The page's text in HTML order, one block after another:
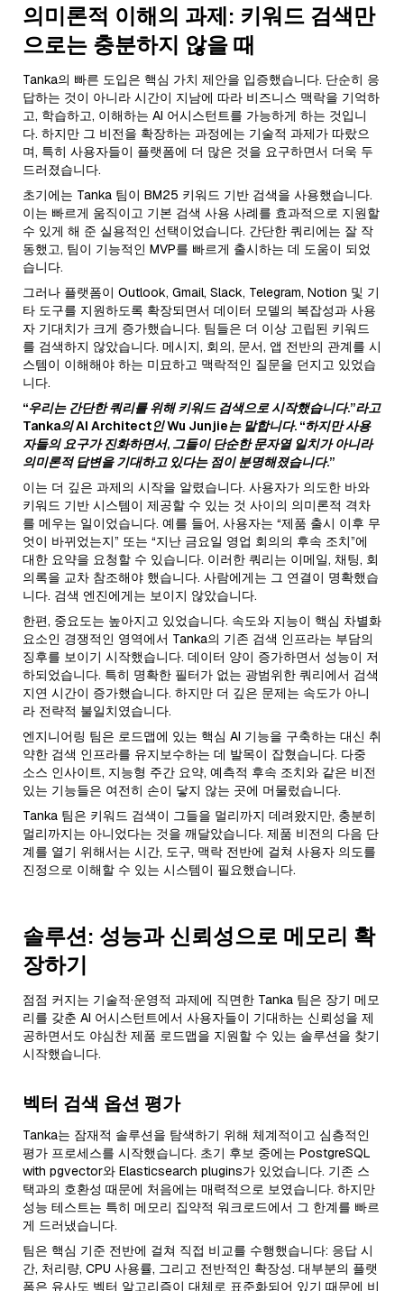
의미론적 이해의 과제: 키워드 검색만
으로는 충분하지 않을 때
Tanka의 빠른 도입은 핵심 가치 제안을 입증했습니다. 단순히 응
답하는 것이 아니라 시간이 지남에 따라 비즈니스 맥락을 기억하
고, 학습하고, 이해하는 AI 어시스턴트를 가능하게 하는 것입니
다. 하지만 그 비전을 확장하는 과정에는 기술적 과제가 따랐으
며, 특히 사용자들이 플랫폼에 더 많은 것을 요구하면서 더욱 두
드러졌습니다.
초기에는 Tanka 팀이 BM25 키워드 기반 검색을 사용했습니다.
이는 빠르게 움직이고 기본 검색 사용 사례를 효과적으로 지원할
수 있게 해 준 실용적인 선택이었습니다. 간단한 쿼리에는 잘 작
동했고, 팀이 기능적인 MVP를 빠르게 출시하는 데 도움이 되었
습니다.
그러나 플랫폼이 Outlook, Gmail, Slack, Telegram, Notion 및 기
타 도구를 지원하도록 확장되면서 데이터 모델의 복잡성과 사용
자 기대치가 크게 증가했습니다. 팀들은 더 이상 고립된 키워드
를 검색하지 않았습니다. 메시지, 회의, 문서, 앱 전반의 관계를 시
스템이 이해해야 하는 미묘하고 맥락적인 질문을 던지고 있었습
니다.
“우리는 간단한 쿼리를 위해 키워드 검색으로 시작했습니다.”라고
Tanka의 AI Architect인 Wu Junjie는 말합니다. “하지만 사용
자들의 요구가 진화하면서, 그들이 단순한 문자열 일치가 아니라
의미론적 답변을 기대하고 있다는 점이 분명해졌습니다.”
이는 더 깊은 과제의 시작을 알렸습니다. 사용자가 의도한 바와
키워드 기반 시스템이 제공할 수 있는 것 사이의 의미론적 격차
를 메우는 일이었습니다. 예를 들어, 사용자는 “제품 출시 이후 무
엇이 바뀌었는지” 또는 “지난 금요일 영업 회의의 후속 조치”에
대한 요약을 요청할 수 있습니다. 이러한 쿼리는 이메일, 채팅, 회
의록을 교차 참조해야 했습니다. 사람에게는 그 연결이 명확했습
니다. 검색 엔진에게는 보이지 않았습니다.
한편, 중요도는 높아지고 있었습니다. 속도와 지능이 핵심 차별화
요소인 경쟁적인 영역에서 Tanka의 기존 검색 인프라는 부담의
징후를 보이기 시작했습니다. 데이터 양이 증가하면서 성능이 저
하되었습니다. 특히 명확한 필터가 없는 광범위한 쿼리에서 검색
지연 시간이 증가했습니다. 하지만 더 깊은 문제는 속도가 아니
라 전략적 불일치였습니다.
엔지니어링 팀은 로드맵에 있는 핵심 AI 기능을 구축하는 대신 취
약한 검색 인프라를 유지보수하는 데 발목이 잡혔습니다. 다중
소스 인사이트, 지능형 주간 요약, 예측적 후속 조치와 같은 비전
있는 기능들은 여전히 손이 닿지 않는 곳에 머물렀습니다.
Tanka 팀은 키워드 검색이 그들을 멀리까지 데려왔지만, 충분히
멀리까지는 아니었다는 것을 깨달았습니다. 제품 비전의 다음 단
계를 열기 위해서는 시간, 도구, 맥락 전반에 걸쳐 사용자 의도를
진정으로 이해할 수 있는 시스템이 필요했습니다.
솔루션: 성능과 신뢰성으로 메모리 확
장하기
점점 커지는 기술적·운영적 과제에 직면한 Tanka 팀은 장기 메모
리를 갖춘 AI 어시스턴트에서 사용자들이 기대하는 신뢰성을 제
공하면서도 야심찬 제품 로드맵을 지원할 수 있는 솔루션을 찾기
시작했습니다.
벡터 검색 옵션 평가
Tanka는 잠재적 솔루션을 탐색하기 위해 체계적이고 심층적인
평가 프로세스를 시작했습니다. 초기 후보 중에는 PostgreSQL
with pgvector와 Elasticsearch plugins가 있었습니다. 기존 스
택과의 호환성 때문에 처음에는 매력적으로 보였습니다. 하지만
성능 테스트는 특히 메모리 집약적 워크로드에서 그 한계를 빠르
게 드러냈습니다.
팀은 핵심 기준 전반에 걸쳐 직접 비교를 수행했습니다: 응답 시
간, 처리량, CPU 사용률, 그리고 전반적인 확장성. 대부분의 플랫
폼은 유사도 벡터 알고리즘이 대체로 표준화되어 있기 때문에 비